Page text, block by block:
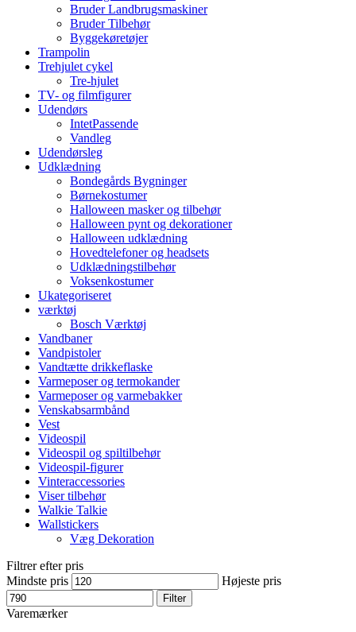
Bruder Landbrugsmaskiner
Bruder Tilbehør
Byggekøretøjer
Trampolin
Trehjulet cykel
Tre-hjulet
TV- og filmfigurer
Udendørs
IntetPassende
Vandleg
Udendørsleg
Udklædning
Bondegårds Bygninger
Børnekostumer
Halloween masker og tilbehør
Halloween pynt og dekorationer
Halloween udklædning
Hovedtelefoner og headsets
Udklædningstilbehør
Voksenkostumer
Ukategoriseret
værktøj
Bosch Værktøj
Vandbaner
Vandpistoler
Vandtætte drikkeflaske
Varmeposer og termokander
Varmeposer og varmebakker
Venskabsarmbånd
Vest
Videospil
Videospil og spiltilbehør
Videospil-figurer
Vinteraccessories
Viser tilbehør
Walkie Talkie
Wallstickers
Væg Dekoration
Filtrer efter pris
Mindste pris
Højeste pris
Filter
Varemærker